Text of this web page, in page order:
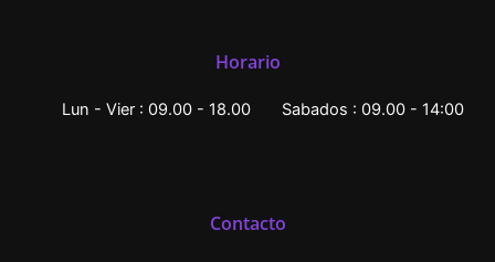
Horario
Lun - Vier : 09.00 - 18.00 Sabados : 09.00 - 14:00
Contacto